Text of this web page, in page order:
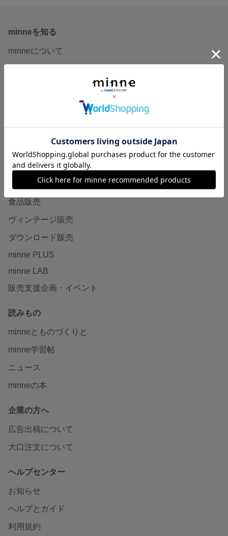
minneを知る
minneについて
作品販売について
minneで売りたい
食品販売
ヴィンテージ販売
ダウンロード販売
minne PLUS
minne LAB
販売支援企画・イベント
読みもの
minneとものづくりと
minne学習帖
ニュース
minneの本
企業の方へ
広告出稿について
大口注文について
ヘルプセンター
お知らせ
ヘルプとガイド
利用規約